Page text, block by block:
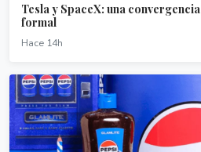
Tesla y SpaceX: una
formal
Hace 14h